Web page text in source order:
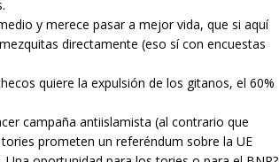
y merece pasar a mejor vida, que si aquí
directamente (eso sí con encuestas
quiere la expulsión de los gitanos, el 60%
campaña antiislamista (al contrario que
prometen un referéndum sobre la UE